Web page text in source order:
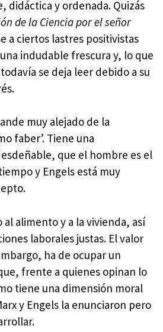
didáctica y ordenada. Quizás
de la Ciencia por el señor
a ciertos lastres positivistas
indudable frescura y, lo que
se deja leer debido a su
muy alejado de la
faber’. Tiene una
que el hombre es el
y Engels está muy
al alimento y a la vivienda, así
laborales justas. El valor
ha de ocupar un
frente a quienes opinan lo
tiene una dimensión moral
y Engels la enunciaron pero